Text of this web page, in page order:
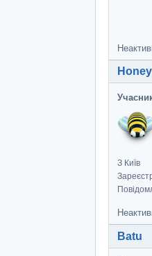
Honey
З Київ
Batu